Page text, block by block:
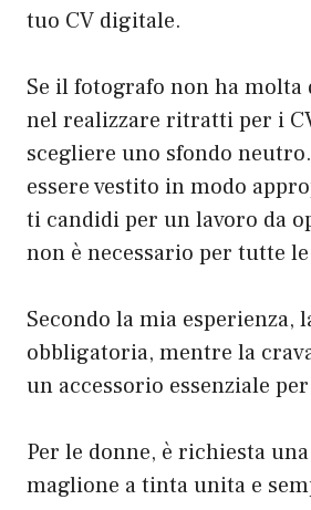
tuo CV digitale.
Se il fotografo non ha molta
nel realizzare ritratti per i
scegliere uno sfondo
essere vestito in modo
ti candidi per un lavoro da
non è necessario per tutte
Secondo la mia esperienza,
obbligatoria, mentre la
un accessorio essenziale
Per le donne, è richiesta
maglione a tinta unita e